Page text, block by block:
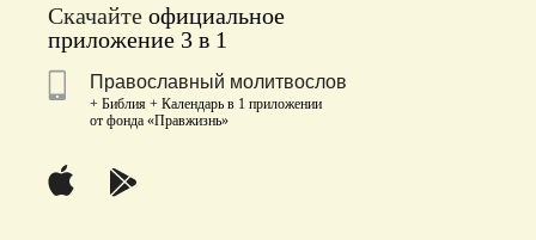
Скачайте официальное
приложение 3 в 1
Православный молитвослов
+ Библия + Календарь в 1 приложении
от фонда «Правжизнь»